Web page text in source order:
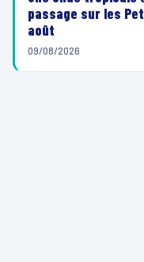
passage sur les
août
09/08/2026